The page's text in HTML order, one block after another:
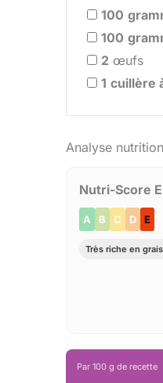
100
100
2 œufs
1 cuillère
Analyse
Nutri-Score E
A B C D E
Très riche en
Par 100 g de recette